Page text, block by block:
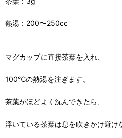
熱湯：200〜250cc
マグカップに直接茶葉を入れ、
100℃の熱湯を注ぎます。
茶葉がほどよく沈んできたら、
浮いている茶葉は息を吹きかけ避け